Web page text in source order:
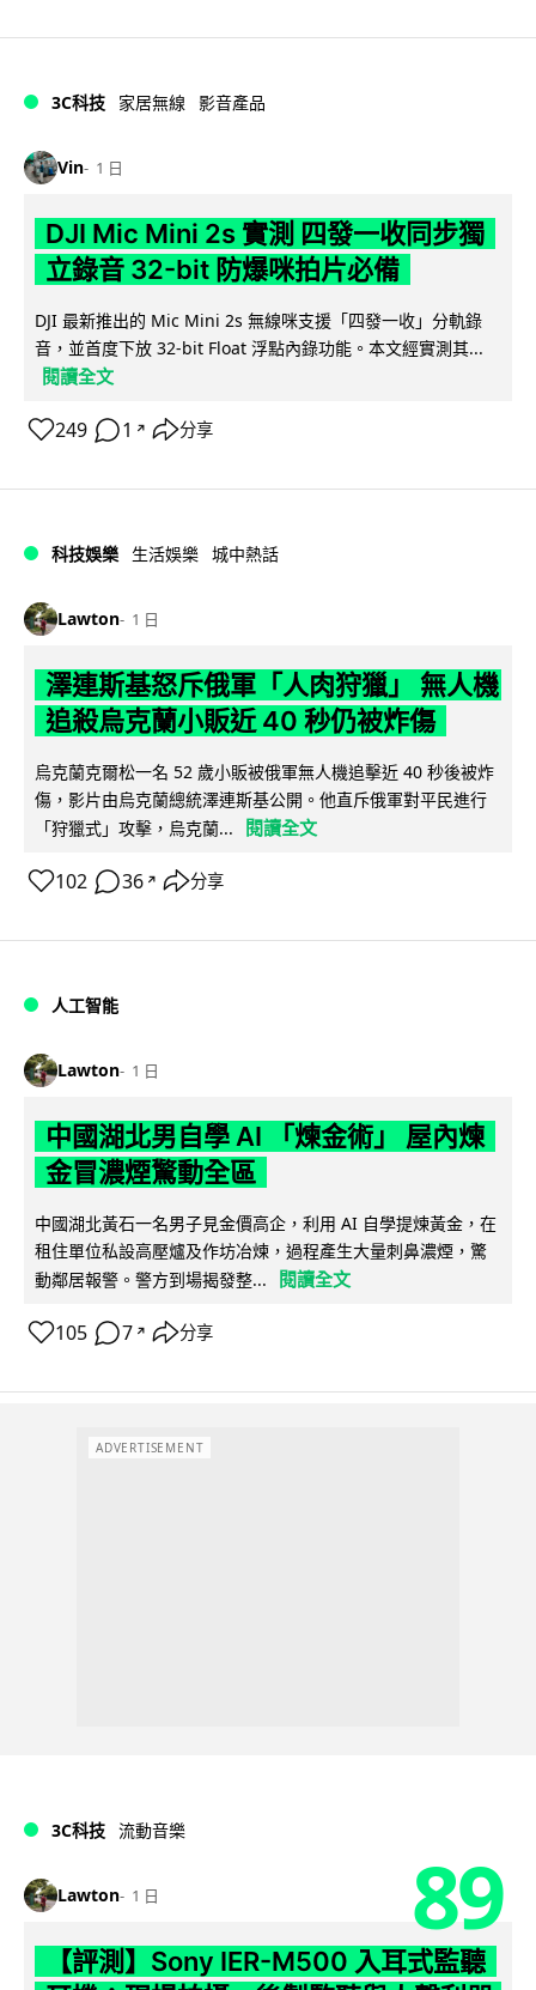
3C科技 家居無線 影音產品
Vin 1 日
DJI Mic Mini 2s 實測 四發一收同步獨
立錄音 32-bit 防爆咪拍片必備
DJI 最新推出的 Mic Mini 2s 無線咪支援「四發一收」分軌錄
音，並首度下放 32-bit Float 浮點內錄功能。本文經實測其...
閱讀全文
249 1 ↗ 分享
科技娛樂 生活娛樂 城中熱話
Lawton 1 日
澤連斯基怒斥俄軍「人肉狩獵」 無人機
追殺烏克蘭小販近 40 秒仍被炸傷
烏克蘭克爾松一名 52 歲小販被俄軍無人機追擊近 40 秒後被炸
傷，影片由烏克蘭總統澤連斯基公開。他直斥俄軍對平民進行
「狩獵式」攻擊，烏克蘭...
閱讀全文
102 36 ↗ 分享
人工智能
Lawton 1 日
中國湖北男自學 AI 「煉金術」 屋內煉
金冒濃煙驚動全區
中國湖北黃石一名男子見金價高企，利用 AI 自學提煉黃金，在
租住單位私設高壓爐及作坊冶煉，過程產生大量刺鼻濃煙，驚
動鄰居報警。警方到場揭發整...
閱讀全文
105 7 ↗ 分享
ADVERTISEMENT
3C科技 流動音樂
Lawton 1 日 89
【評測】Sony IER-M500 入耳式監聽